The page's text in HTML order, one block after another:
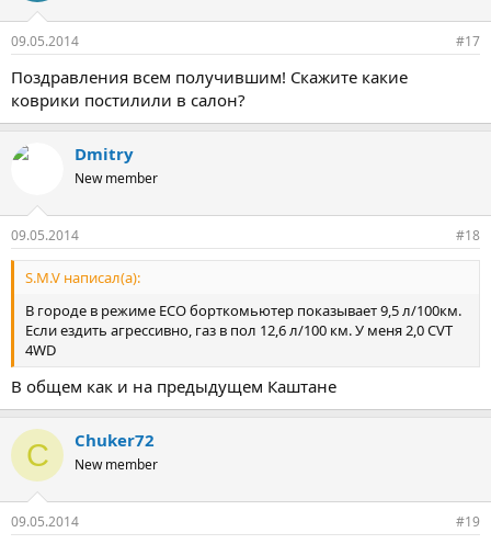
09.05.2014 #17
Поздравления всем получившим! Скажите какие
коврики постилили в салон?
Dmitry
New member
09.05.2014 #18
S.M.V написал(а):
В городе в режиме ECO борткомьютер показывает 9,5 л/100км.
Если ездить агрессивно, газ в пол 12,6 л/100 км. У меня 2,0 СVT
4WD
В общем как и на предыдущем Каштане
C Chuker72
New member
09.05.2014 #19